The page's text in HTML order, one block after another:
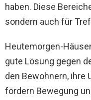
haben. Diese
sondern auch für
Heutemorgen-
gute Lösung gegen
den Bewohnern, ihre
fördern Bewegung